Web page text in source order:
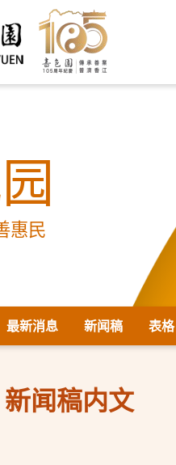
惠民
最新消息 新闻稿 表格
新闻稿内文